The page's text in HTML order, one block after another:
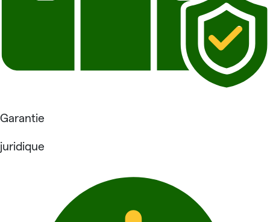
Garantie
juridique